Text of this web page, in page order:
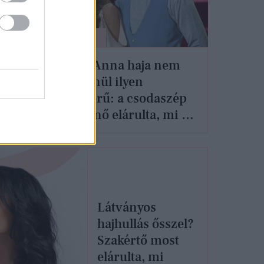
Mikes Anna haja nem
véletlenül ilyen
gyönyörű: a csodaszép
táncosnő elárulta, mi a
Látványos
hajhullás ősszel?
Szakértő most
elárulta, mi